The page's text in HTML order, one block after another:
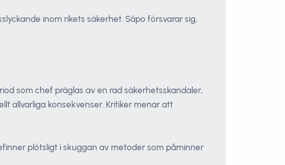
inom rikets säkerhet. Säpo försvarar sig,
som chef präglas av en rad säkerhetsskandaler,
allvarliga konsekvenser. Kritiker menar att
plötsligt i skuggan av metoder som påminner